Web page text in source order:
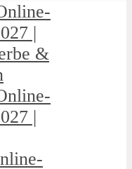
|
&
|